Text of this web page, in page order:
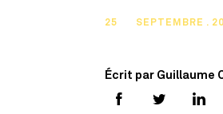
25 SEPTEMBRE .
Écrit par Guillaume